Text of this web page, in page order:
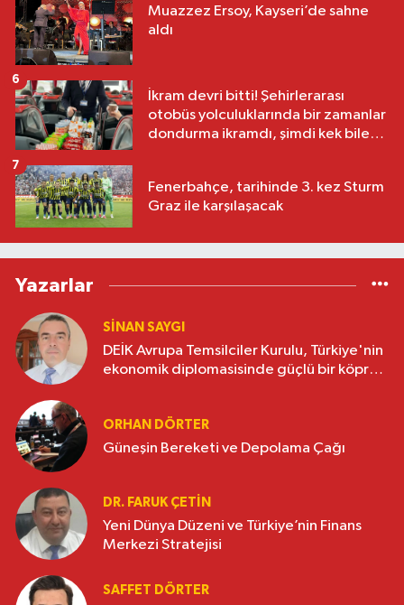
Muazzez Ersoy, Kayseri’de sahne
aldı
İkram devri bitti! Şehirlerarası
otobüs yolculuklarında bir zamanlar
dondurma ikramdı, şimdi kek bile
6
Fenerbahçe, tarihinde 3. kez Sturm
Graz ile karşılaşacak
7
Yazarlar
SINAN SAYGI
DEİK Avrupa Temsilciler Kurulu, Türkiye'nin
ekonomik diplomasisinde güçlü bir köprü
ORHAN DÖRTER
Güneşin Bereketi ve Depolama Çağı
DR. FARUK ÇETİN
Yeni Dünya Düzeni ve Türkiye’nin Finans
Merkezi Stratejisi
SAFFET DÖRTER